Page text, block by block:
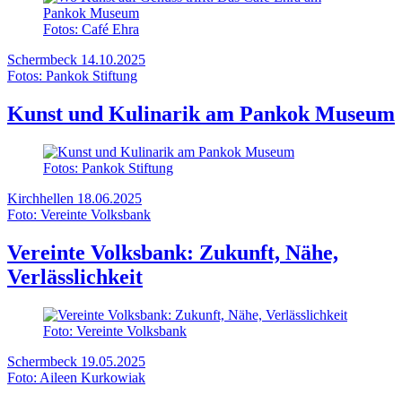
Fotos: Café Ehra
Schermbeck 14.10.2025
Fotos: Pankok Stiftung
Kunst und Kulinarik am Pankok Museum
Fotos: Pankok Stiftung
Kirchhellen 18.06.2025
Foto: Vereinte Volksbank
Vereinte Volksbank: Zukunft, Nähe,
Verlässlichkeit
Foto: Vereinte Volksbank
Schermbeck 19.05.2025
Foto: Aileen Kurkowiak